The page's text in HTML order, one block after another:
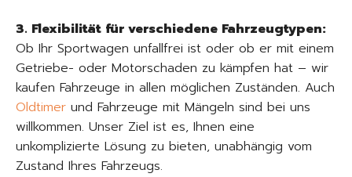
3. Flexibilität für verschiedene Fahrzeugtypen:
Ob Ihr Sportwagen unfallfrei ist oder ob er mit einem
Getriebe- oder Motorschaden zu kämpfen hat – wir
kaufen Fahrzeuge in allen möglichen Zuständen. Auch
Oldtimer und Fahrzeuge mit Mängeln sind bei uns
willkommen. Unser Ziel ist es, Ihnen eine
unkomplizierte Lösung zu bieten, unabhängig vom
Zustand Ihres Fahrzeugs.